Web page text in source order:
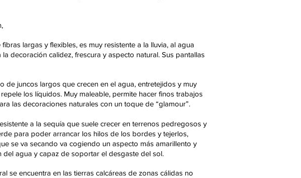
largas y flexibles, es muy resistente a la lluvia, al agua
decoración calidez, frescura y aspecto natural. Sus pantallas
de juncos largos que crecen en el agua, entretejidos y muy
los líquidos. Muy maleable, permite hacer finos trabajos
las decoraciones naturales con un toque de “glamour”.
a la sequía que suele crecer en terrenos pedregosos y
para poder arrancar los hilos de los bordes y tejerlos,
se va secando va cogiendo un aspecto más amarillento y
agua y capaz de soportar el desgaste del sol.
se encuentra en las tierras calcáreas de zonas cálidas no